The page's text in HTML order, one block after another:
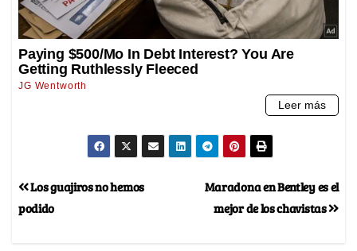
Maradona en Bentley es el
mejor de los chavistas
Los guajiros no hemos
podido